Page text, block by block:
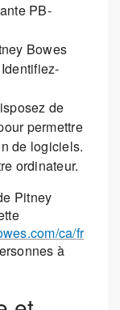
PB-
Bowes
de
permettre
de logiciels.
ordinateur.
Pitney
ca/fr
à